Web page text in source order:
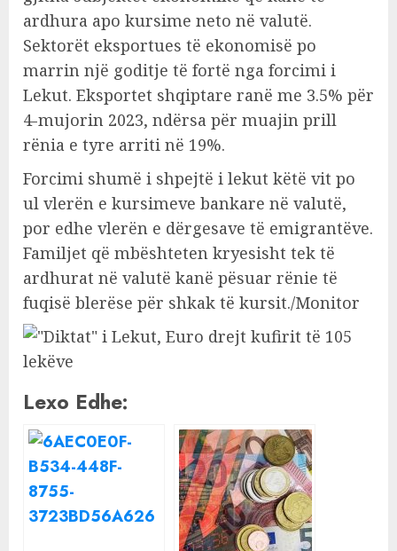
ardhura apo kursime neto në valutë.
Sektorët eksportues të ekonomisë po
marrin një goditje të fortë nga forcimi i
Lekut. Eksportet shqiptare ranë me 3.5% për
4-mujorin 2023, ndërsa për muajin prill
rënia e tyre arriti në 19%.
Forcimi shumë i shpejtë i lekut këtë vit po
ul vlerën e kursimeve bankare në valutë,
por edhe vlerën e dërgesave të emigrantëve.
Familjet që mbështeten kryesisht tek të
ardhurat në valutë kanë pësuar rënie të
fuqisë blerëse për shkak të kursit./Monitor
Lexo Edhe: